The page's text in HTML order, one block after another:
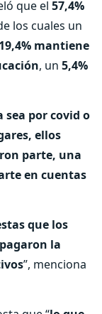
que el 57,4%
los cuales un
19,4% mantiene
, un 5,4%
sea por covid o
ellos
parte, una
en cuentas
que los
la
”, menciona